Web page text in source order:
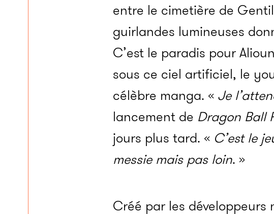
entre le cimetière de
guirlandes lumineuses
C’est le paradis pour
sous ce ciel artificiel, le
célèbre manga. « Je
lancement de Dragon Ball
jours plus tard. « C’est le
messie mais pas loin. »
Créé par les développeurs